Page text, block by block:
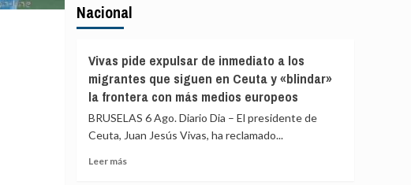
Nacional
Vivas pide expulsar de inmediato a los
migrantes que siguen en Ceuta y «blindar»
la frontera con más medios europeos
BRUSELAS 6 Ago. Diario Dia – El presidente de
Ceuta, Juan Jesús Vivas, ha reclamado...
Leer másLeer